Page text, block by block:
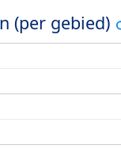
(per gebied)